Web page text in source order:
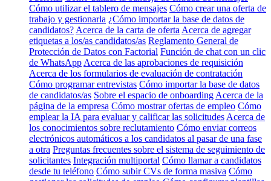
Cómo utilizar el tablero de mensajes Cómo crear una oferta de
trabajo y gestionarla ¿Cómo importar la base de datos de
candidatos? Acerca de la carta de oferta Acerca de agregar
etiquetas a los/as candidatos/as Reglamento General de
Protección de Datos con Factorial Función de chat con un clic
de WhatsApp Acerca de las aprobaciones de requisición
Acerca de los formularios de evaluación de contratación
Cómo programar entrevistas Cómo importar la base de datos
de candidatos/as Sobre el espacio de onboarding Acerca de la
página de la empresa Cómo mostrar ofertas de empleo Cómo
emplear la IA para evaluar y calificar las solicitudes Acerca de
los conocimientos sobre reclutamiento Cómo enviar correos
electrónicos automáticos a los candidatos al pasar de una fase
a otra Preguntas frecuentes sobre el sistema de seguimiento de
solicitantes Integración multiportal Cómo llamar a candidatos
desde tu teléfono Cómo subir CVs de forma masiva Cómo